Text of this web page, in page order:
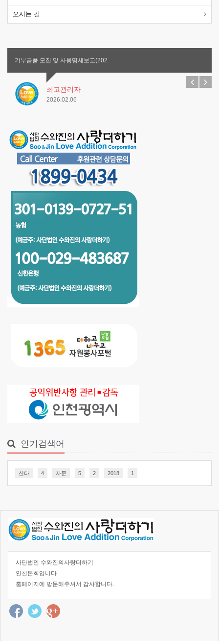
오시는 길
기부금품 모집 및 사용명세보고(202…
최고관리자
2026.02.06
인기검색어
산타 4 자문 5 2 2018 1
사단법인 수와진의사랑더하기
인천본회입니다.
홈페이지에 방문해주셔서 감사합니다.